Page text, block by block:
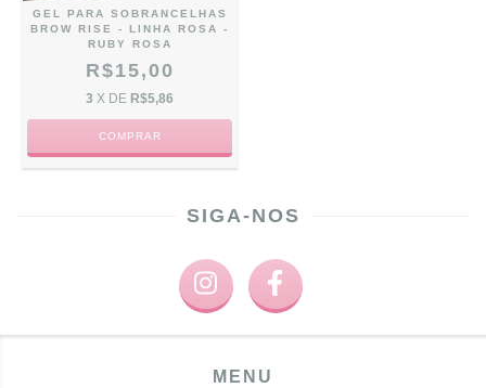
GEL PARA SOBRANCELHAS
BROW RISE - LINHA ROSA -
RUBY ROSA
R$15,00
3 X DE R$5,86
SIGA-NOS
MENU